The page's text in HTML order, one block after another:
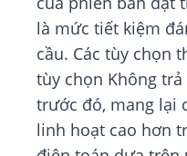
là mức tiết kiệm
cầu. Các tùy chọn
tùy chọn Không
trước đó, mang lại
linh hoạt cao hơn